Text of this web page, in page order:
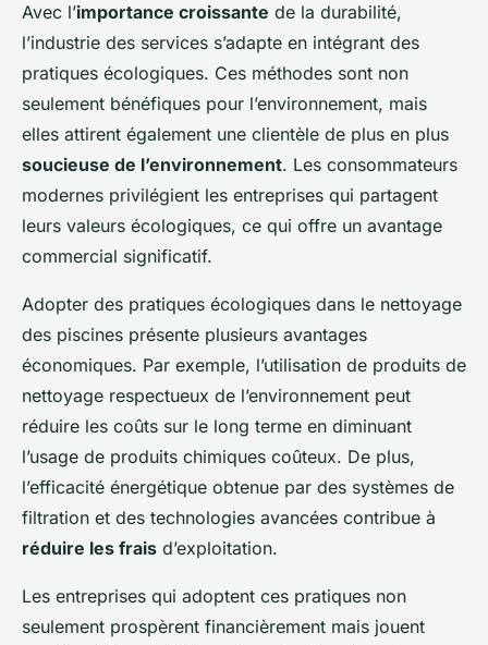
Avec l’importance croissante de la durabilité,
l’industrie des services s’adapte en intégrant des
pratiques écologiques. Ces méthodes sont non
seulement bénéfiques pour l’environnement, mais
elles attirent également une clientèle de plus en plus
soucieuse de l’environnement. Les consommateurs
modernes privilégient les entreprises qui partagent
leurs valeurs écologiques, ce qui offre un avantage
commercial significatif.
Adopter des pratiques écologiques dans le nettoyage
des piscines présente plusieurs avantages
économiques. Par exemple, l’utilisation de produits de
nettoyage respectueux de l’environnement peut
réduire les coûts sur le long terme en diminuant
l’usage de produits chimiques coûteux. De plus,
l’efficacité énergétique obtenue par des systèmes de
filtration et des technologies avancées contribue à
réduire les frais d’exploitation.
Les entreprises qui adoptent ces pratiques non
seulement prospèrent financièrement mais jouent